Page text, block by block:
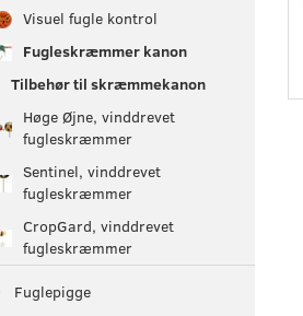
Visuel fugle kontrol
Fugleskræmmer kanon
Tilbehør til skræmmekanon
Høge Øjne, vinddrevet
fugleskræmmer
Sentinel, vinddrevet
fugleskræmmer
CropGard, vinddrevet
fugleskræmmer
Fuglepigge